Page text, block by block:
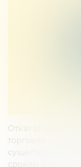
Откат (откат
торговли
существующую
сроком